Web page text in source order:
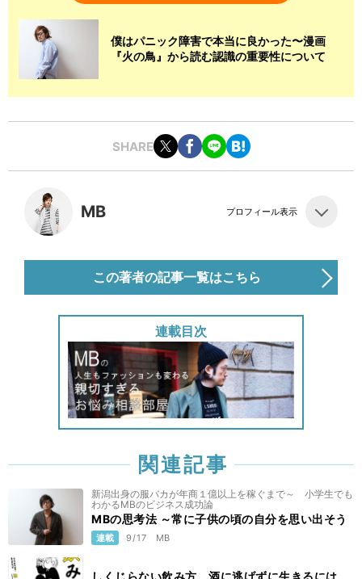
僕はパニック障害で本当に良かった〜漫画
『火の鳥』から読む認識の重要性について
SHARE
MB プロフィール表示
この著者の記事一覧はこちら
連載目次
関連記事
新潟出身の服バカが年商１億以上を稼ぐまで～ 小学生でも
わかるMBのビジネス成功論
MBの思考法 ～常に子供の頃の自分を思い出そう
連載 9/17 MB
しくじらない飲み方 酒に逃げずに生きるには